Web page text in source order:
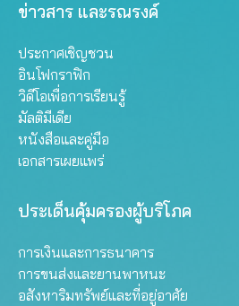
ข่าวสาร และรณรงค์
ประกาศเชิญชวน
อินโฟกราฟิก
วิดีโอเพื่อการเรียนรู้
มัลติมีเดีย
หนังสือและคู่มือ
เอกสารเผยแพร่
ประเด็นคุ้มครองผู้บริโภค
การเงินและการธนาคาร
การขนส่งและยานพาหนะ
อสังหาริมทรัพย์และที่อยู่อาศัย